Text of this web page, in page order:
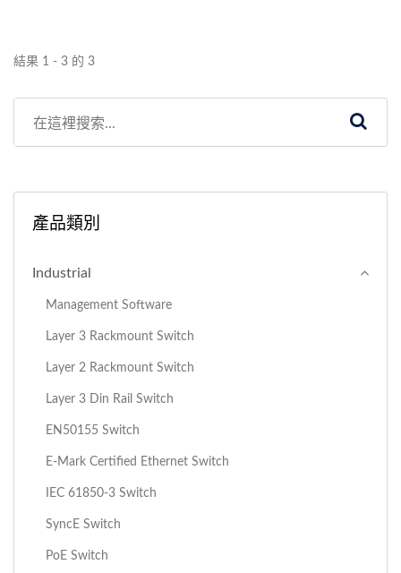
結果 1 - 3 的 3
產品類別
Industrial
Management Software
Layer 3 Rackmount Switch
Layer 2 Rackmount Switch
Layer 3 Din Rail Switch
EN50155 Switch
E-Mark Certified Ethernet Switch
IEC 61850-3 Switch
SyncE Switch
PoE Switch